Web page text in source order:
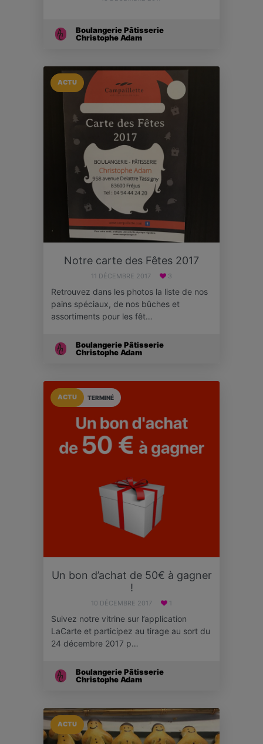
Boulangerie Pâtisserie
Christophe Adam
ACTU
Notre carte des Fêtes 2017
11 DÉCEMBRE 2017 3
Retrouvez dans les photos la liste de nos
pains spéciaux, de nos bûches et
assortiments pour les fêt…
Boulangerie Pâtisserie
Christophe Adam
TERMINÉ
ACTU
Un bon d’achat de 50€ à gagner
!
10 DÉCEMBRE 2017 1
Suivez notre vitrine sur l’application
LaCarte et participez au tirage au sort du
24 décembre 2017 p…
Boulangerie Pâtisserie
Christophe Adam
ACTU